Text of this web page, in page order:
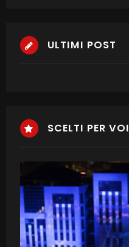
ULTIMI POST
SCELTI PER VOI